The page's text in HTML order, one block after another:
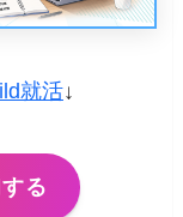
就活↓
る